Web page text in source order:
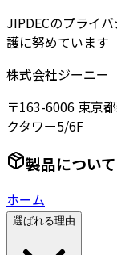
JIPDECのプライ
護に努めています
株式会社ジーニー
〒163-6006 東京
クタワー5/6F
製品について
ホーム
選ばれる理由